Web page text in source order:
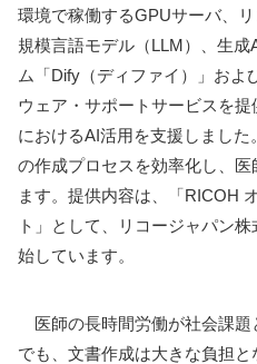
環境で稼働するGPUサーバ、
規模言語モデル（LLM）、生
ム「Dify（ディファイ）」およ
ウェア・サポートサービスを
におけるAI活用を支援しまし
の作成プロセスを効率化し、
ます。提供内容は、「RICOH
ト」として、リコージャパン
始しています。
医師の長時間労働が社会課
でも、文書作成は大きな負担